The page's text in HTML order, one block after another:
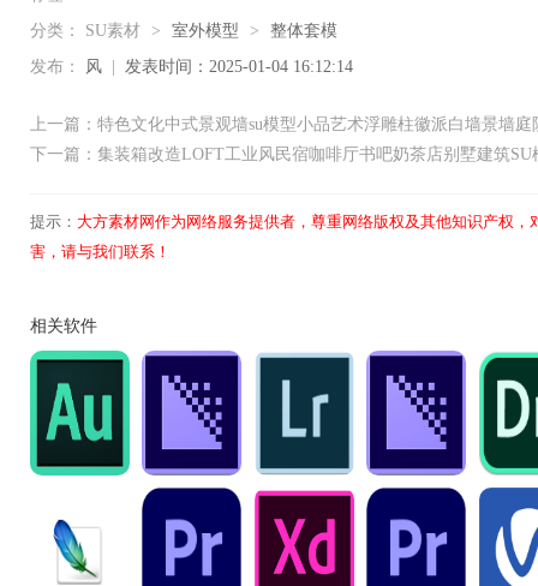
分类： SU素材 > 室外模型 >
整体套模
发布：
风 发表时间：2025-01-04 16:12:14
上一篇：特色文化中式景观墙su模型小品艺术浮雕柱徽派白墙景墙庭
下一篇：集装箱改造LOFT工业风民宿咖啡厅书吧奶茶店别墅建筑SU
提示： 大方素材网作为网络服务提供者，尊重网络版权及其他知识产权
害，请与我们联系！
相关软件